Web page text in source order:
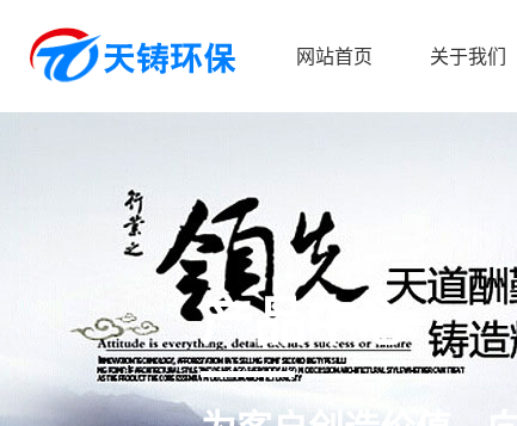
网站首页 关于我们
产品中心